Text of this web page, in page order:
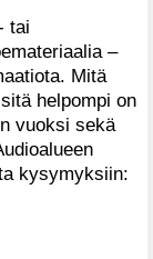
tai
–
Mitä
helpompi on
vuoksi sekä
kysymyksiin: